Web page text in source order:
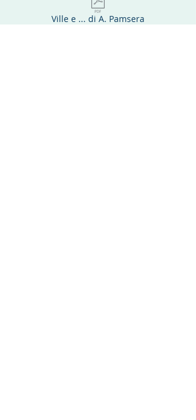
Ville e ... di A. Pamsera